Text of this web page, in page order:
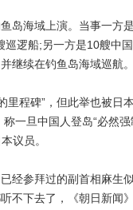
海域上演。当事一方
逻船;另一方是10艘中
继续在钓鱼岛海域巡航。
程碑”，但此举也被日
一旦中国人登岛“必然
议员。
参拜过的副首相麻生
不下去了，《朝日新闻